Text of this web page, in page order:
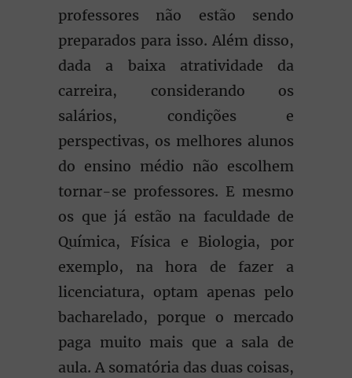
professores não estão sendo
preparados para isso. Além disso,
dada a baixa atratividade da
carreira, considerando os
salários, condições e
perspectivas, os melhores alunos
do ensino médio não escolhem
tornar-se professores. E mesmo
os que já estão na faculdade de
Química, Física e Biologia, por
exemplo, na hora de fazer a
licenciatura, optam apenas pelo
bacharelado, porque o mercado
paga muito mais que a sala de
aula. A somatória das duas coisas,